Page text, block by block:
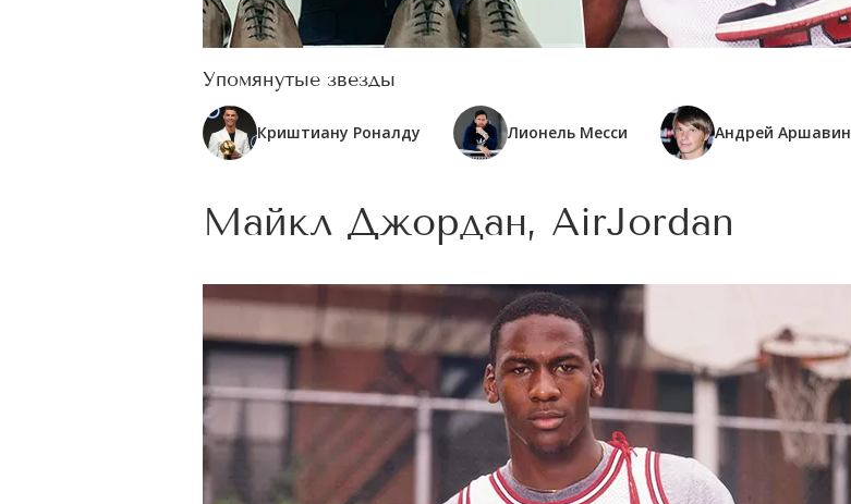
Упомянутые звезды
Криштиану Роналду Лионель Месси Андрей Аршавин
Майкл Джордан, AirJordan